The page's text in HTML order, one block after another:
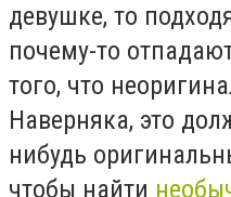
девушке, то
почему-то
того, что
Наверняка, это
нибудь
чтобы найти